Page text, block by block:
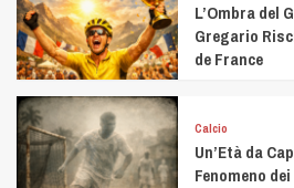
L’Ombra del
Gregario
de France
Calcio
Un’Età da
Fenomeno